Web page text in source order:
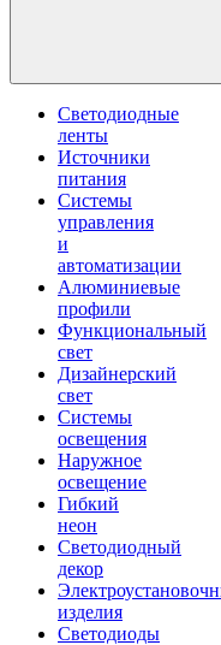
Светодиодные
ленты
Источники
питания
Системы
управления
и
автоматизации
Алюминиевые
профили
Функциональный
свет
Дизайнерский
свет
Системы
освещения
Наружное
освещение
Гибкий
неон
Светодиодный
декор
изделия
Светодиоды